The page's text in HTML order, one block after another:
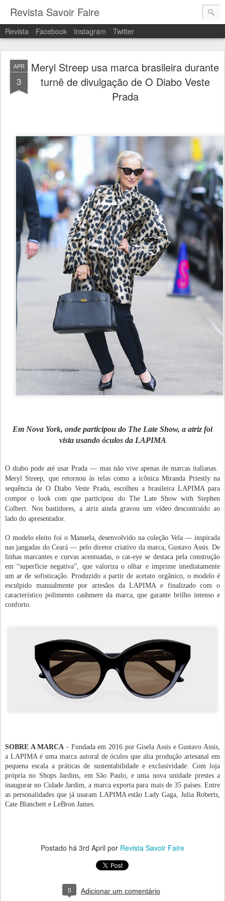
Revista Savoir Faire
Revista Facebook Instagram Twitter
APR
3
Meryl Streep usa marca brasileira durante
turnê de divulgação de O Diabo Veste
Prada
Em Nova York, onde participou do The Late Show, a atriz foi
vista usando óculos da LAPIMA
O diabo pode até usar Prada — mas não vive apenas de marcas italianas.
Meryl Streep, que retornou às telas como a icônica Miranda Priestly na
sequência de O Diabo Veste Prada, escolheu a brasileira LAPIMA para
compor o look com que participou do The Late Show with Stephen
Colbert. Nos bastidores, a atriz ainda gravou um vídeo descontraído ao
lado do apresentador.
O modelo eleito foi o Manuela, desenvolvido na coleção Vela — inspirada
nas jangadas do Ceará — pelo diretor criativo da marca, Gustavo Assis. De
linhas marcantes e curvas acentuadas, o cat-eye se destaca pela construção
em “superfície negativa”, que valoriza o olhar e imprime imediatamente
um ar de sofisticação. Produzido a partir de acetato orgânico, o modelo é
esculpido manualmente por artesãos da LAPIMA e finalizado com o
característico polimento cashmere da marca, que garante brilho intenso e
conforto.
SOBRE A MARCA - Fundada em 2016 por Gisela Assis e Gustavo Assis,
a LAPIMA é uma marca autoral de óculos que alia produção artesanal em
pequena escala a práticas de sustentabilidade e exclusividade. Com loja
própria no Shops Jardins, em São Paulo, e uma nova unidade prestes a
inaugurar no Cidade Jardim, a marca exporta para mais de 35 países. Entre
as personalidades que já usaram LAPIMA estão Lady Gaga, Julia Roberts,
Cate Blanchett e LeBron James.
Postado há 3rd April por Revista Savoir Faire
0 Adicionar um comentário